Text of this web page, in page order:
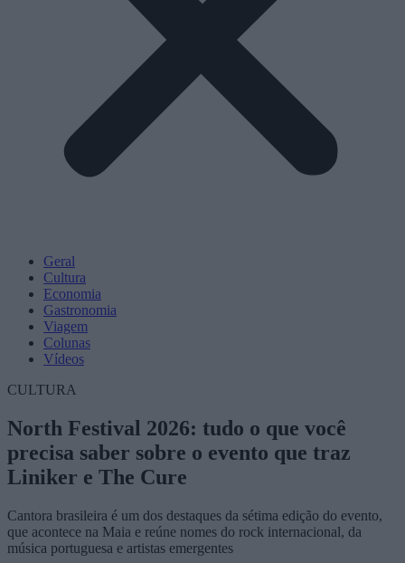
Geral
Cultura
Economia
Gastronomia
Viagem
Colunas
Vídeos
CULTURA
North Festival 2026: tudo o que você
precisa saber sobre o evento que traz
Liniker e The Cure
Cantora brasileira é um dos destaques da sétima edição do evento,
que acontece na Maia e reúne nomes do rock internacional, da
música portuguesa e artistas emergentes